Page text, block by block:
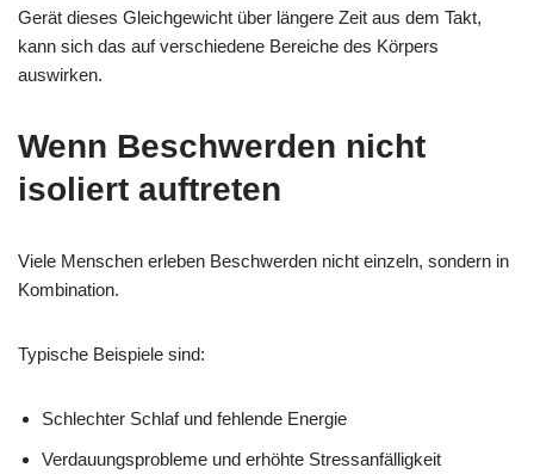
Gerät dieses Gleichgewicht über längere Zeit aus dem Takt,
kann sich das auf verschiedene Bereiche des Körpers
auswirken.
Wenn Beschwerden nicht
isoliert auftreten
Viele Menschen erleben Beschwerden nicht einzeln, sondern in
Kombination.
Typische Beispiele sind:
Schlechter Schlaf und fehlende Energie
Verdauungsprobleme und erhöhte Stressanfälligkeit